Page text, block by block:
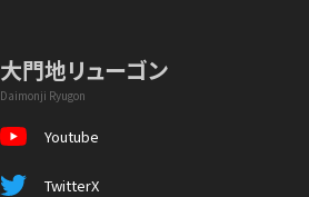
大門地リューゴン
Daimonji Ryugon
Youtube
TwitterX